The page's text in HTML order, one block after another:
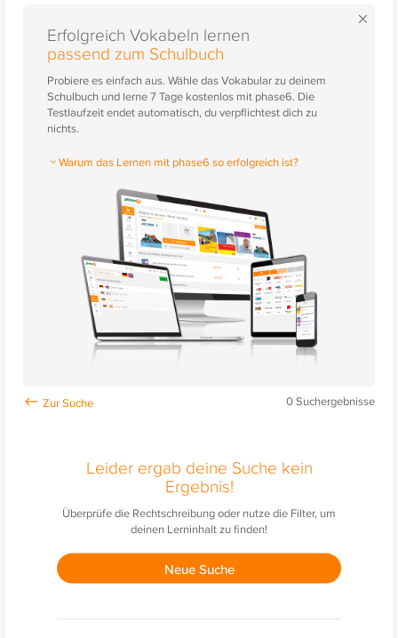
×
Erfolgreich Vokabeln lernen
passend zum Schulbuch
Probiere es einfach aus. Wähle das Vokabular zu deinem
Schulbuch und lerne 7 Tage kostenlos mit phase6. Die
Testlaufzeit endet automatisch, du verpflichtest dich zu
nichts.
Warum das Lernen mit phase6 so erfolgreich ist?
0Suchergebnisse
Leider ergab deine Suche kein
Ergebnis!
Überprüfe die Rechtschreibung oder nutze die Filter, um
deinen Lerninhalt zu finden!
Neue Suche